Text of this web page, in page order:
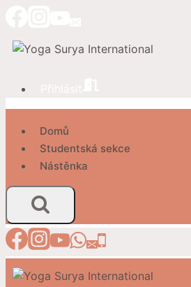
obsah
Domů
Studentská sekce
Nástěnka